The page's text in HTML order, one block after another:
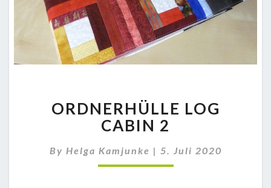
CABIN
2
ORDNERHÜLLE LOG
CABIN 2
By Helga Kamjunke | 5. Juli 2020